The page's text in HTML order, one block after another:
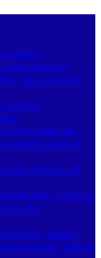
–
«Δεν αγαπούν
Έντονες
στη φάκα της
&
κινδύνου 4)
στην Τήνο με
όλα
sailing
Λαιμού (Videos